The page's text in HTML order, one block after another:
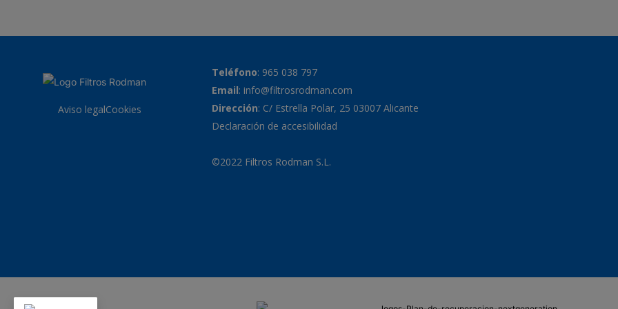
Aviso legalCookies
Teléfono: 965 038 797
Email: info@filtrosrodman.com
Dirección: C/ Estrella Polar, 25 03007 Alicante
Declaración de accesibilidad
©2022 Filtros Rodman S.L.